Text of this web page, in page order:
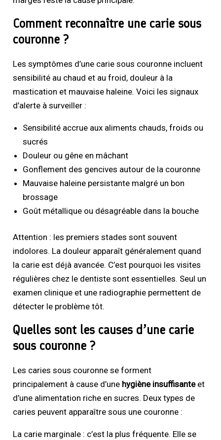
Comment reconnaître une carie sous
couronne ?
Les symptômes d’une carie sous couronne incluent
sensibilité au chaud et au froid, douleur à la
mastication et mauvaise haleine. Voici les signaux
d’alerte à surveiller :
Sensibilité accrue aux aliments chauds, froids ou
sucrés
Douleur ou gêne en mâchant
Gonflement des gencives autour de la couronne
Mauvaise haleine persistante malgré un bon
brossage
Goût métallique ou désagréable dans la bouche
Attention : les premiers stades sont souvent
indolores. La douleur apparaît généralement quand
la carie est déjà avancée. C’est pourquoi les visites
régulières chez le dentiste sont essentielles. Seul un
examen clinique et une radiographie permettent de
détecter le problème tôt.
Quelles sont les causes d’une carie
sous couronne ?
Les caries sous couronne se forment
principalement à cause d’une hygiène insuffisanteet
d’une alimentation riche en sucres. Deux types de
caries peuvent apparaître sous une couronne :
La carie marginale : c’est la plus fréquente. Elle se